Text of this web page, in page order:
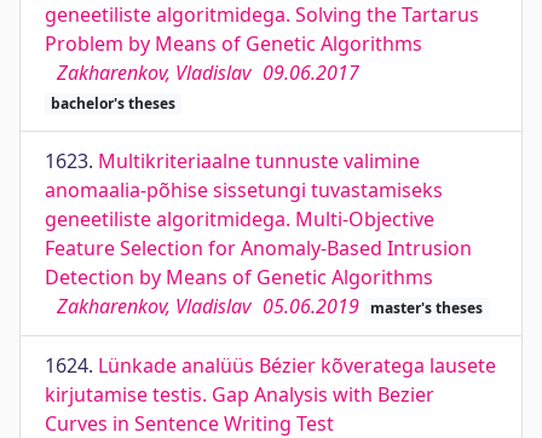
geneetiliste algoritmidega. Solving the Tartarus
Problem by Means of Genetic Algorithms
Zakharenkov, Vladislav 09.06.2017
bachelor's theses
1623. Multikriteriaalne tunnuste valimine
anomaalia-põhise sissetungi tuvastamiseks
geneetiliste algoritmidega. Multi-Objective
Feature Selection for Anomaly-Based Intrusion
Detection by Means of Genetic Algorithms
Zakharenkov, Vladislav 05.06.2019 master's theses
1624. Lünkade analüüs Bézier kõveratega lausete
kirjutamise testis. Gap Analysis with Bezier
Curves in Sentence Writing Test